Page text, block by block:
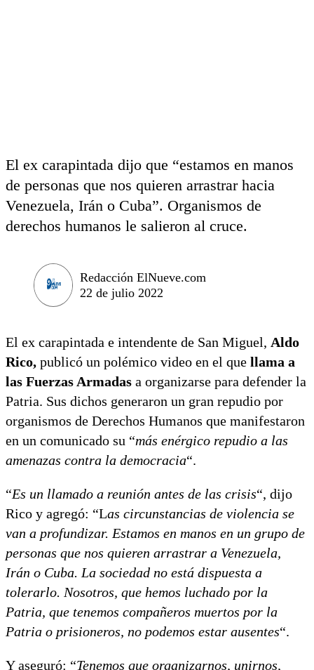
El ex carapintada dijo que “estamos en manos
de personas que nos quieren arrastrar hacia
Venezuela, Irán o Cuba”. Organismos de
derechos humanos le salieron al cruce.
Redacción ElNueve.com
22 de julio 2022
El ex carapintada e intendente de San Miguel, Aldo
Rico, publicó un polémico video en el que llama a
las Fuerzas Armadas a organizarse para defender la
Patria. Sus dichos generaron un gran repudio por
organismos de Derechos Humanos que manifestaron
en un comunicado su “más enérgico repudio a las
amenazas contra la democracia“.
“Es un llamado a reunión antes de las crisis“, dijo
Rico y agregó: “Las circunstancias de violencia se
van a profundizar. Estamos en manos en un grupo de
personas que nos quieren arrastrar a Venezuela,
Irán o Cuba. La sociedad no está dispuesta a
tolerarlo. Nosotros, que hemos luchado por la
Patria, que tenemos compañeros muertos por la
Patria o prisioneros, no podemos estar ausentes“.
Y aseguró: “Tenemos que organizarnos, unirnos,